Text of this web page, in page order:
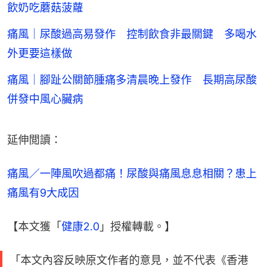
飲奶吃蘑菇菠蘿
痛風｜尿酸過高易發作 控制飲食非最關鍵 多喝水
外更要這樣做
痛風｜腳趾公關節腫痛多清晨晚上發作 長期高尿酸
併發中風心臟病
延伸閲讀：
痛風／一陣風吹過都痛！尿酸與痛風息息相關？患上
痛風有9大成因
【本文獲「健康2.0 」授權轉載。】
「本文內容反映原文作者的意見，並不代表《香港